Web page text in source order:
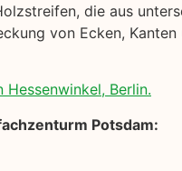
die aus
von Ecken,
Berlin.
Potsdam: